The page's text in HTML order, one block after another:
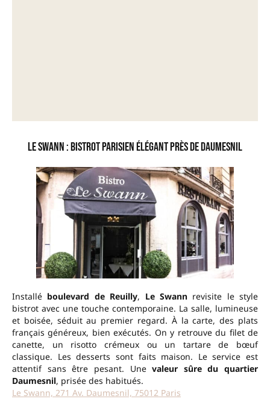
Le Swann : bistrot parisien élégant près de Daumesnil
Installé boulevard de Reuilly, Le Swannrevisite le style
bistrot avec une touche contemporaine. La salle, lumineuse
et boisée, séduit au premier regard. À la carte, des plats
français généreux, bien exécutés. On y retrouve du filet de
canette, un risotto crémeux ou un tartare de bœuf
classique. Les desserts sont faits maison. Le service est
attentif sans être pesant. Unevaleur sûre du quartier
Daumesnil, prisée des habitués.
Le Swann, 271 Av. Daumesnil, 75012 Paris